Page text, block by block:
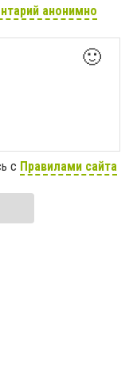
анонимно
🙂
с Правилами сайта